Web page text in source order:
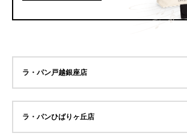
ラ・パン戸越銀座店
ラ・パンひばりヶ丘店